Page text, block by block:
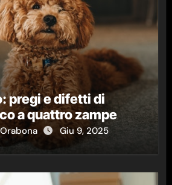
pregi e difetti di
a quattro zampe
Giu 9, 2025